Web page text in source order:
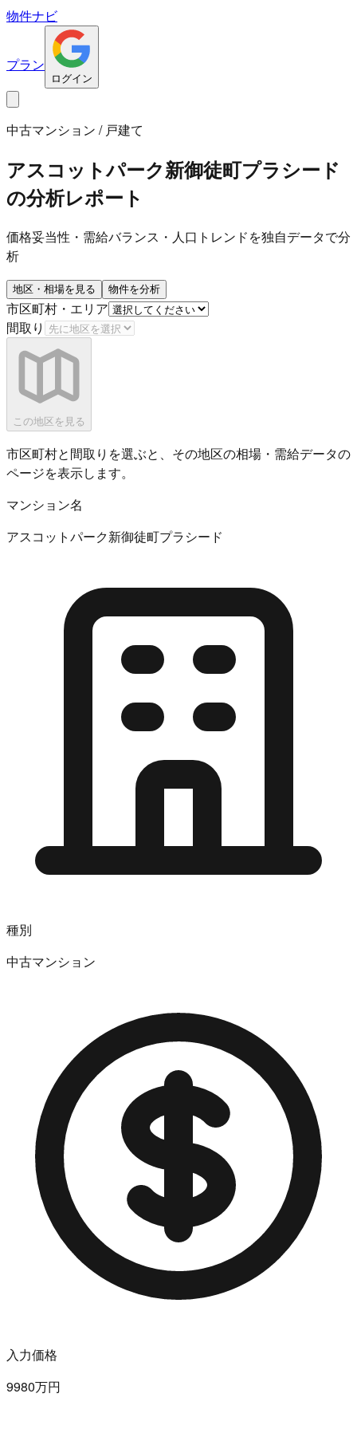
物件ナビ
プラン
ログイン
中古マンション / 戸建て
アスコットパーク新御徒町プラシード
の分析レポート
価格妥当性・需給バランス・人口トレンドを独自データで分
析
地区・相場を見る 物件を分析
市区町村・エリア
間取り
この地区を見る
市区町村と間取りを選ぶと、その地区の相場・需給データの
ページを表示します。
マンション名
アスコットパーク新御徒町プラシード
種別
中古マンション
入力価格
9980万円